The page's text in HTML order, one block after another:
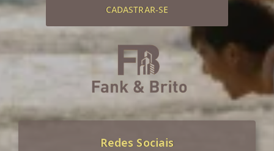
CADASTRAR-SE
Redes Sociais